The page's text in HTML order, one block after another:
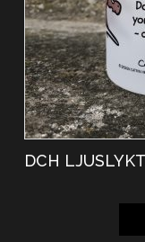
DCH